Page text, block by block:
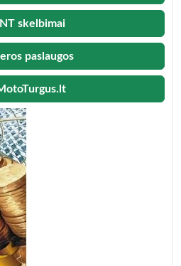
NT skelbimai
paslaugos